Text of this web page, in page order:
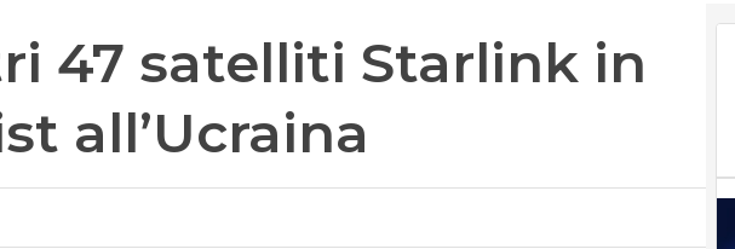
47 satelliti Starlink in
all’Ucraina